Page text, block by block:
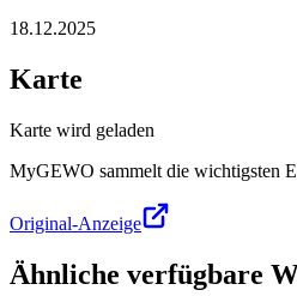
18.12.2025
Karte
Karte wird geladen
MyGEWO sammelt die wichtigsten
Original-Anzeige
Ähnliche verfügbare